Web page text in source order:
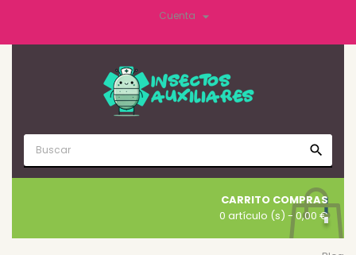
Cuenta 
search
CARRITO COMPRAS
0 artículo (s) - 0,00 €